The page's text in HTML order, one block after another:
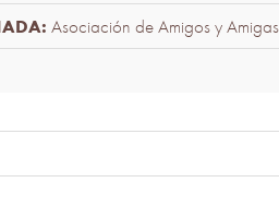
Asociación de Amigos y